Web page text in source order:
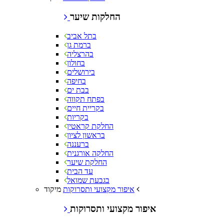
החלקות שיער
בתל אביב
ברמת גן
בהרצליה
בחולון
בירושלים
בחיפה
בבת ים
בפתח תקווה
בקריית חיים
בקריות
החלקת קראטין
בראשון לציון
ברעננה
החלקה אורגנית
החלקת שיער
עד הבית
בגבעת שמואל
איפור מקצועי ותסרוקות
איפור מקצועי ותסרוקות